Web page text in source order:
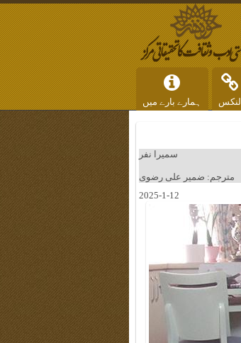
لنکس ہمارے بارے میں
سمیرا نفر
مترجم: ضمیر علی رضوی
2025-1-12